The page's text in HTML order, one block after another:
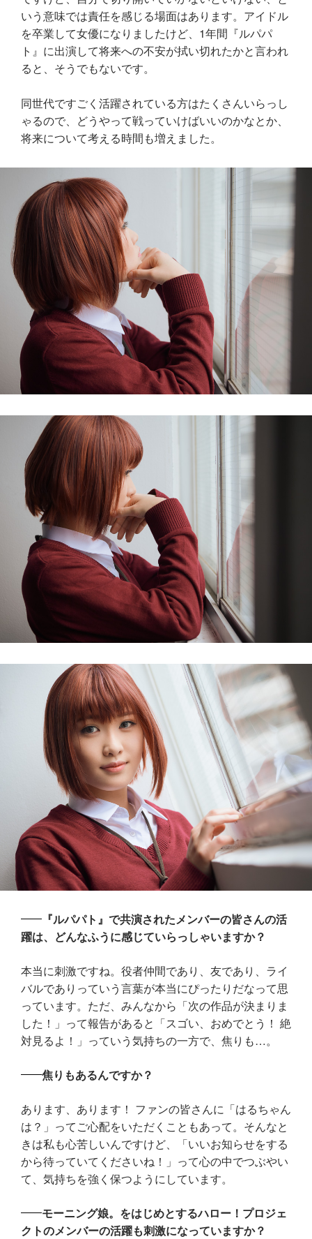
いう意味では責任を感じる場面はあります。アイドル
を卒業して女優になりましたけど、1年間『ルパパ
ト』に出演して将来への不安が拭い切れたかと言われ
ると、そうでもないです。
同世代ですごく活躍されている方はたくさんいらっし
ゃるので、どうやって戦っていけばいいのかなとか、
将来について考える時間も増えました。
『ルパパト』で共演されたメンバーの皆さんの活
躍は、どんなふうに感じていらっしゃいますか？
本当に刺激ですね。役者仲間であり、友であり、ライ
バルでありっていう言葉が本当にぴったりだなって思
っています。ただ、みんなから「次の作品が決まりま
した！」って報告があると「スゴい、おめでとう！ 絶
対見るよ！」っていう気持ちの一方で、焦りも…。
焦りもあるんですか？
あります、あります！ ファンの皆さんに「はるちゃん
は？」ってご心配をいただくこともあって。そんなと
きは私も心苦しいんですけど、「いいお知らせをする
から待っていてくださいね！」って心の中でつぶやい
て、気持ちを強く保つようにしています。
モーニング娘。をはじめとするハロー！プロジェ
クトのメンバーの活躍も刺激になっていますか？